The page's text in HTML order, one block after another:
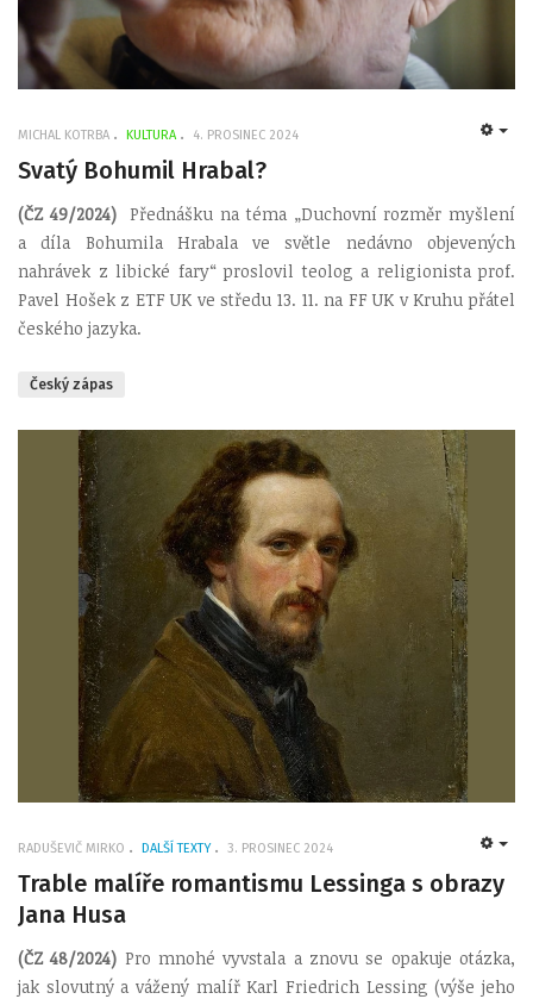
MICHAL KOTRBA KULTURA 4. PROSINEC 2024
Svatý Bohumil Hrabal?
(ČZ 49/2024) Přednášku na téma „Duchovní rozměr myšlení
a díla Bohumila Hrabala ve světle nedávno objevených
nahrávek z libické fary“ proslovil teolog a religionista prof.
Pavel Hošek z ETF UK ve středu 13. 11. na FF UK v Kruhu přátel
českého jazyka.
Český zápas
RADUŠEVIČ MIRKO DALŠÍ TEXTY 3. PROSINEC 2024
Trable malíře romantismu Lessinga s obrazy
Jana Husa
(ČZ 48/2024) Pro mnohé vyvstala a znovu se opakuje otázka,
jak slovutný a vážený malíř Karl Friedrich Lessing (výše jeho